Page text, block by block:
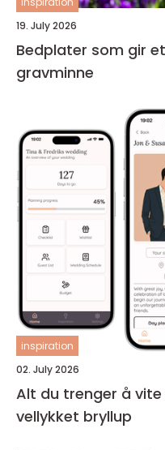
19. July 2026
Bedplater som gir
gravminne
inspiration
02. July 2026
Alt du trenger å
vellykket bryllup